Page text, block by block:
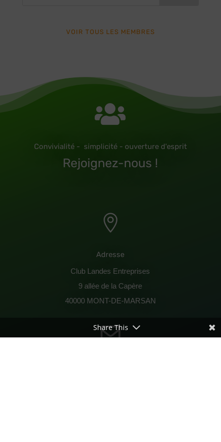
VOIR TOUS LES MEMBRES

Convivialité - simplicité - ouverture d'esprit
Rejoignez-nous !

Adresse
Club Landes Entreprises
9 allée de la Capère
40000 MONT-DE-MARSAN

Share This